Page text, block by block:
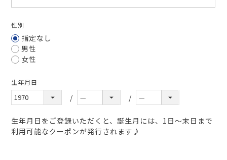
須)
性別
指定なし
男性
女性
生年月日
生年月日をご登録いただくと、誕生月には、1日～末日まで
利用可能なクーポンが発行されます♪